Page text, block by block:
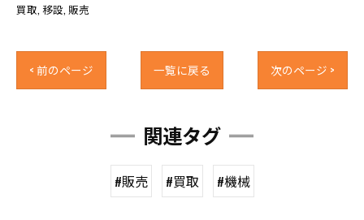
買取 移設 販売
< 前のページ 一覧に戻る 次のページ >
関連タグ
#販売 #買取 #機械